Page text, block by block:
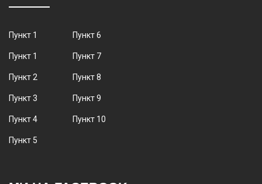
Пункт 1
Пункт 1
Пункт 2
Пункт 3
Пункт 4
Пункт 5
Пункт 6
Пункт 7
Пункт 8
Пункт 9
Пункт 10